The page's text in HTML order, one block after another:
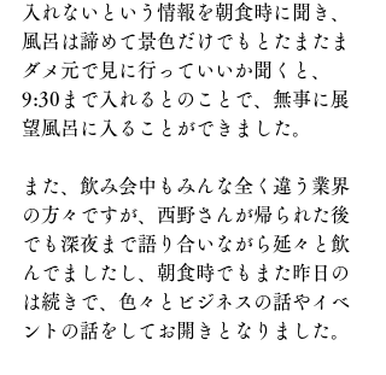
入れないという情報を朝食時に聞き、
風呂は諦めて景色だけでもとたまたま
ダメ元で見に行っていいか聞くと、
9:30まで入れるとのことで、無事に展
望風呂に入ることができました。
また、飲み会中もみんな全く違う業界
の方々ですが、西野さんが帰られた後
でも深夜まで語り合いながら延々と飲
んでましたし、朝食時でもまた昨日の
は続きで、色々とビジネスの話やイベ
ントの話をしてお開きとなりました。